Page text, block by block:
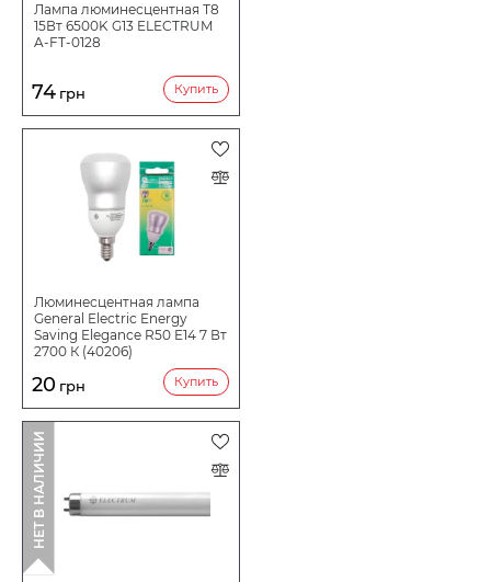
Лампа люминесцентная Т8
15Вт 6500K G13 ELECTRUM
A-FT-0128
74 грн Купить
Люминесцентная лампа
General Electric Energy
Saving Elegance R50 E14 7 Вт
2700 К (40206)
20 грн Купить
НЕТ В НАЛИЧИИ